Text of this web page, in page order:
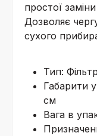
простої
Дозволяє
сухого
Тип:
Габарити
см
Вага в